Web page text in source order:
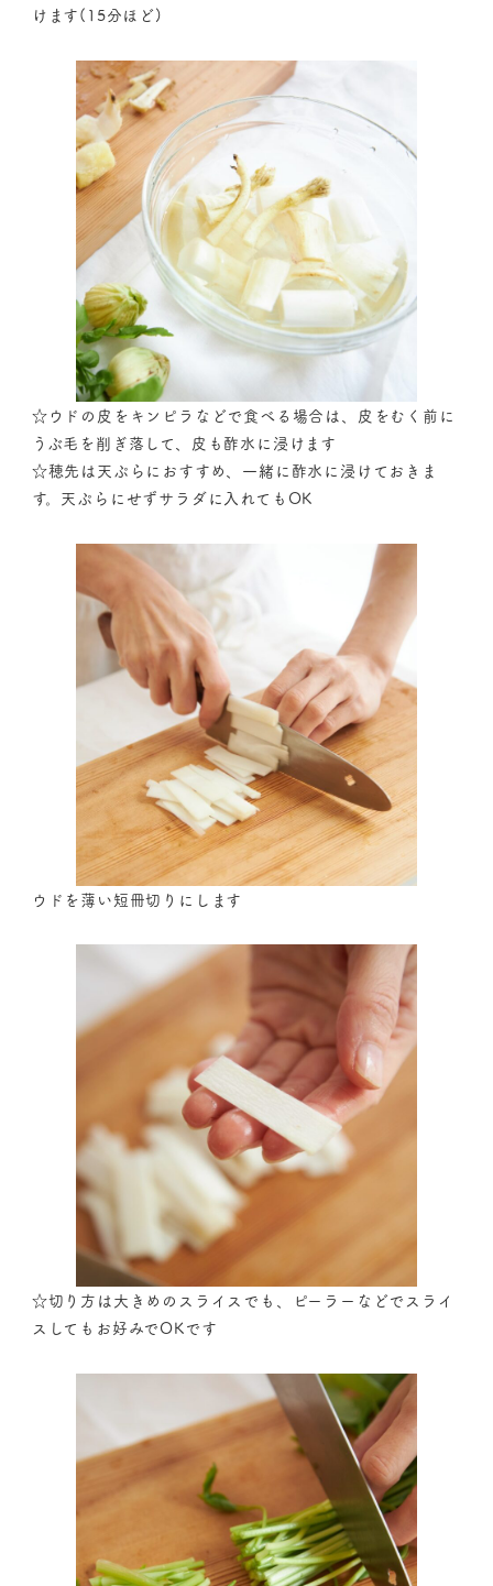
けます(15分ほど)
☆ウドの皮をキンピラなどで食べる場合は、皮をむく前に
うぶ毛を削ぎ落して、皮も酢水に浸けます
☆穂先は天ぷらにおすすめ、一緒に酢水に浸けておきま
す。天ぷらにせずサラダに入れてもOK
ウドを薄い短冊切りにします
☆切り方は大きめのスライスでも、ピーラーなどでスライ
スしてもお好みでOKです